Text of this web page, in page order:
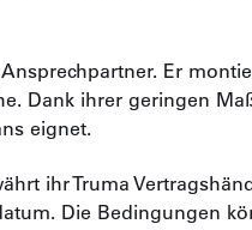
Er
Dank ihrer geringen
eignet.
ihr Truma
Die Bedingungen